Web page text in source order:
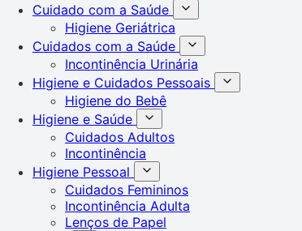
Cuidado com a Saúde
Higiene Geriátrica
Cuidados com a Saúde
Incontinência Urinária
Higiene e Cuidados Pessoais
Higiene do Bebê
Higiene e Saúde
Cuidados Adultos
Incontinência
Higiene Pessoal
Cuidados Femininos
Incontinência Adulta
Lenços de Papel